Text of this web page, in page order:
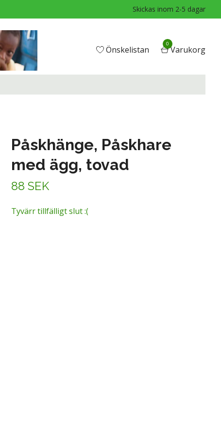
Skickas inom 2-5 dagar
Önskelistan
0
Varukorg
Påskhänge, Påskhare
med ägg, tovad
88 SEK
Tyvärr tillfälligt slut :(